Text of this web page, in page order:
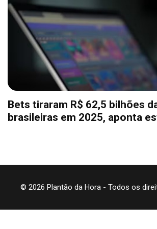
Bets tiraram R$ 62,5 bilhões
brasileiras em 2025, aponta
© 2026 Plantão da Hora - Todos os